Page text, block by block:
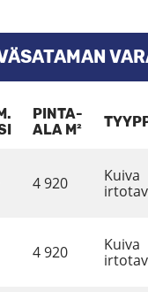
PINTA-
ALA M²
4 920
Kuiva
4 920
Kuiva